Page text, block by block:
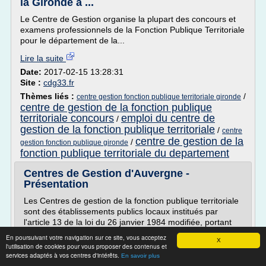
X
En poursuivant votre navigation sur ce site, vous acceptez
l'utilisation de cookies pour vous proposer des contenus et
services adaptés à vos centres d'intérêts. En savoir plus
la Gironde a ...
Le Centre de Gestion organise la plupart des concours et
examens professionnels de la Fonction Publique Territoriale
pour le département de la...
Lire la suite
Date: 2017-02-15 13:28:31
Site : cdg33.fr
Thèmes liés : centre gestion fonction publique territoriale gironde /
centre de gestion de la fonction publique
territoriale concours / emploi du centre de
gestion de la fonction publique territoriale / centre
gestion fonction publique gironde / centre de gestion de la
fonction publique territoriale du departement
Centres de Gestion d'Auvergne -
Présentation
Les Centres de gestion de la fonction publique territoriale
sont des établissements publics locaux institués par
l'article 13 de la loi du 26 janvier 1984 modifiée, portant
dispositions statutaires relatives à la fonction publique
territoriale. Aux côtés du conseil supérieur de la fonction
publique territoriale (CSFPT), du Centre national de la